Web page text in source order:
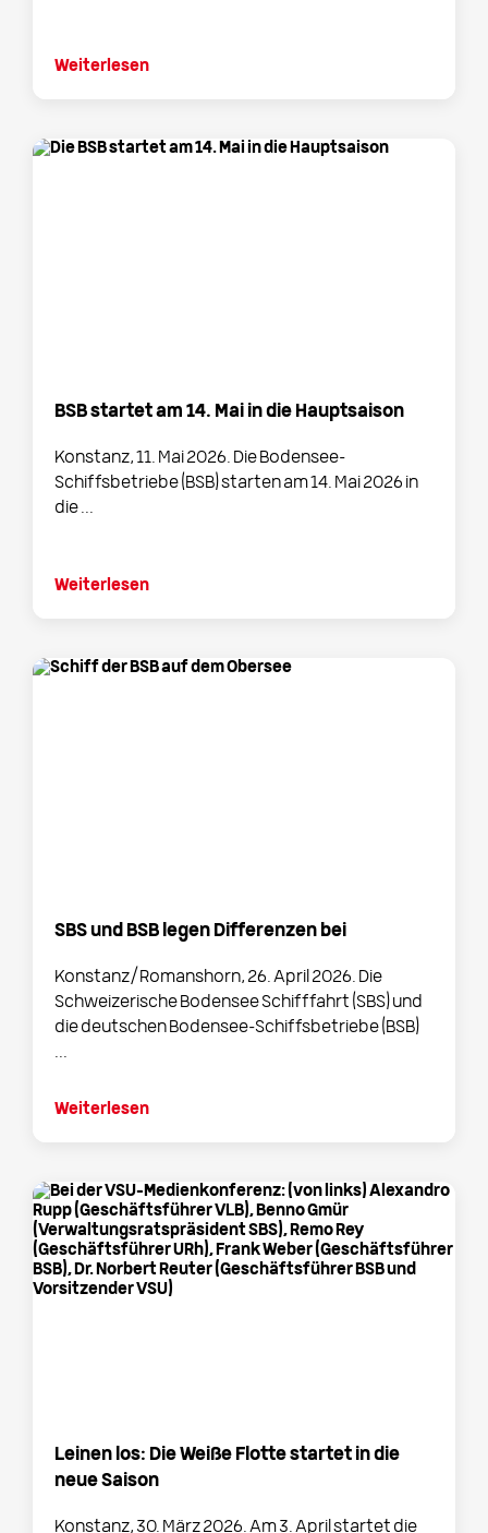
Weiterlesen
BSB startet am 14. Mai in die Hauptsaison
Konstanz, 11. Mai 2026. Die Bodensee-
Schiffsbetriebe (BSB) starten am 14. Mai 2026 in
die ...
Weiterlesen
SBS und BSB legen Differenzen bei
Konstanz/Romanshorn, 26. April 2026. Die
Schweizerische Bodensee Schifffahrt (SBS) und
die deutschen Bodensee-Schiffsbetriebe (BSB)
...
Weiterlesen
Leinen los: Die Weiße Flotte startet in die
neue Saison
Konstanz, 30. März 2026. Am 3. April startet die